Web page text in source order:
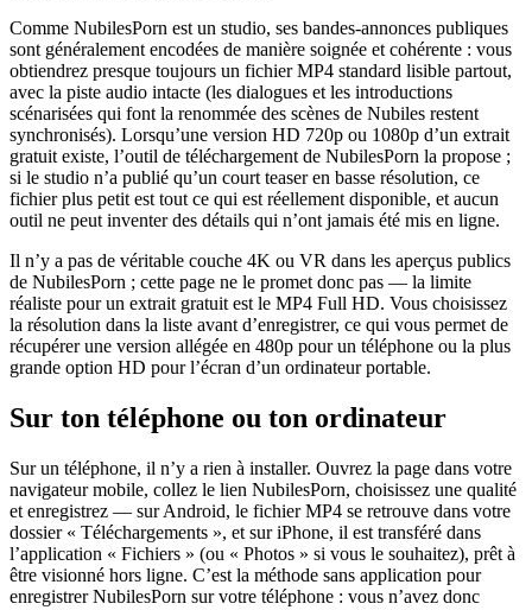
Comme NubilesPorn est un studio, ses bandes-annonces publiques
sont généralement encodées de manière soignée et cohérente : vous
obtiendrez presque toujours un fichier MP4 standard lisible partout,
avec la piste audio intacte (les dialogues et les introductions
scénarisées qui font la renommée des scènes de Nubiles restent
synchronisés). Lorsqu’une version HD 720p ou 1080p d’un extrait
gratuit existe, l’outil de téléchargement de NubilesPorn la propose ;
si le studio n’a publié qu’un court teaser en basse résolution, ce
fichier plus petit est tout ce qui est réellement disponible, et aucun
outil ne peut inventer des détails qui n’ont jamais été mis en ligne.
Il n’y a pas de véritable couche 4K ou VR dans les aperçus publics
de NubilesPorn ; cette page ne le promet donc pas — la limite
réaliste pour un extrait gratuit est le MP4 Full HD. Vous choisissez
la résolution dans la liste avant d’enregistrer, ce qui vous permet de
récupérer une version allégée en 480p pour un téléphone ou la plus
grande option HD pour l’écran d’un ordinateur portable.
Sur ton téléphone ou ton ordinateur
Sur un téléphone, il n’y a rien à installer. Ouvrez la page dans votre
navigateur mobile, collez le lien NubilesPorn, choisissez une qualité
et enregistrez — sur Android, le fichier MP4 se retrouve dans votre
dossier « Téléchargements », et sur iPhone, il est transféré dans
l’application « Fichiers » (ou « Photos » si vous le souhaitez), prêt à
être visionné hors ligne. C’est la méthode sans application pour
enregistrer NubilesPorn sur votre téléphone : vous n’avez donc